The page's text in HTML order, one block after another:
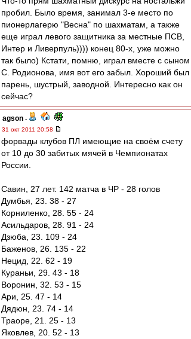
пробил. Было время, занимал 3-е место по
пионерлагерю "Весна" по шахматам, а также
еще играл левого защитника за местные ПСВ,
Интер и Ливерпуль)))) конец 80-х, уже можно
так было) Кстати, помню, играл вместе с сыном
С. Родионова, имя вот его забыл. Хороший был
парень, шустрый, заводной. Интересно как он
сейчас?
agson -
31 окт 2011 20:58
форвады клубов ПЛ имеющие на своём счету
от 10 до 30 забитых мячей в Чемпионатах
России.
Савин, 27 лет. 142 матча в ЧР - 28 голов
Думбья, 23. 38 - 27
Корниленко, 28. 55 - 24
Асильдаров, 28. 91 - 24
Дзюба, 23. 109 - 24
Баженов, 26. 135 - 22
Нецид, 22. 62 - 19
Кураньи, 29. 43 - 18
Воронин, 32. 53 - 15
Ари, 25. 47 - 14
Дядюн, 23. 74 - 14
Траоре, 21. 25 - 13
Яковлев, 20. 52 - 13